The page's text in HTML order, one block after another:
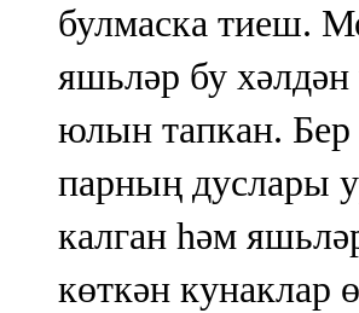
булмаска тиеш.
яшьләр бу
юлын тапкан. Бер
парның дуслары
калган һәм
көткән кунаклар